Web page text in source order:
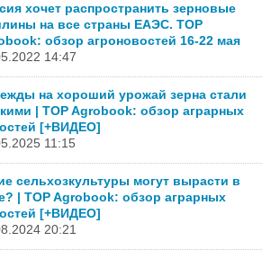
хочет распространить зерновые
на все страны ЕАЭС. TOP
обзор агроновостей 16-22 мая
14:47
на хороший урожай зерна стали
| TOP Agrobook: обзор аграрных
[+ВИДЕО]
11:15
сельхозкультуры могут вырасти в
| TOP Agrobook: обзор аграрных
[+ВИДЕО]
20:21